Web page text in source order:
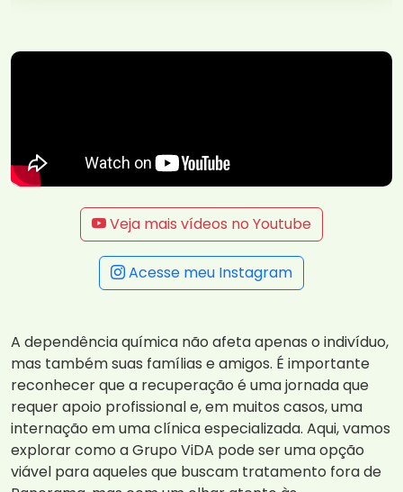
Veja mais vídeos no Youtube
Acesse meu Instagram
A dependência química não afeta apenas o indivíduo,
mas também suas famílias e amigos. É importante
reconhecer que a recuperação é uma jornada que
requer apoio profissional e, em muitos casos, uma
internação em uma clínica especializada. Aqui, vamos
explorar como a Grupo ViDA pode ser uma opção
viável para aqueles que buscam tratamento fora de